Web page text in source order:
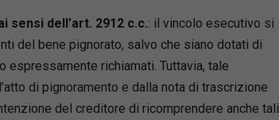
procedura di iscrizione a ruolo, dalnuovo
dichiarazione di interesse”, e le varie
e disvincolodei beni pignorati,
agli ultimi interventi legislativi.
sensi dell’art. 2912 c.c.: il vincolo esecutivo si
del bene pignorato, salvo che siano dotati di
espressamente richiamati. Tuttavia, tale
di pignoramento e dalla nota di trascrizione
del creditore di ricomprendere anche tali